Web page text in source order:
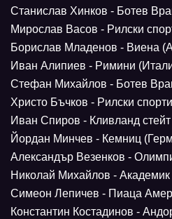
Станислав Хинков - Ботев
Мирослав Васов - Рилски
Борислав Младенов - Виена
Иван Алипиев - Римини
Стефан Михайлов - Ботев
Христо Бъчков - Рилски
Иван Спиров - Кливланд
Йордан Минчев - Кемниц
Александър Везенков -
Николай Михайлов -
Симеон Лепичев - Пиаца
Константин Костадинов -